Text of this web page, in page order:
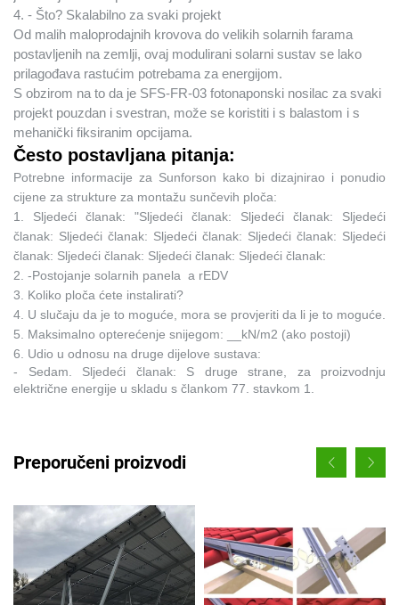
4. - Što? Skalabilno za svaki projekt
Od malih maloprodajnih krovova do velikih solarnih farama
postavljenih na zemlji, ovaj modulirani solarni sustav se lako
prilagođava rastućim potrebama za energijom.
S obzirom na to da je SFS-FR-03 fotonaponski nosilac za svaki
projekt pouzdan i svestran, može se koristiti i s balastom i s
mehanički fiksiranim opcijama.
Često postavljana pitanja:
Potrebne informacije za Sunforson kako bi dizajnirao i ponudio
cijene za strukture za montažu sunčevih ploča:
1. Sljedeći članak: "Sljedeći članak: Sljedeći članak: Sljedeći
članak: Sljedeći članak: Sljedeći članak: Sljedeći članak: Sljedeći
članak: Sljedeći članak: Sljedeći članak: Sljedeći članak:
2. -Postojanje solarnih panela a rEDV
3. Koliko ploča ćete instalirati?
4. U slučaju da je to moguće, mora se provjeriti da li je to moguće.
5. Maksimalno opterećenje snijegom: __kN/m2 (ako postoji)
6. Udio u odnosu na druge dijelove sustava:
- Sedam. Sljedeći članak: S druge strane, za proizvodnju
električne energije u skladu s člankom 77. stavkom 1.
Preporučeni proizvodi